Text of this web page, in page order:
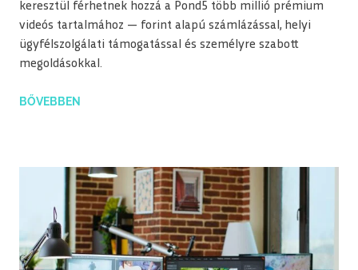
keresztül férhetnek hozzá a Pond5 több millió prémium
videós tartalmához — forint alapú számlázással, helyi
ügyfélszolgálati támogatással és személyre szabott
megoldásokkal.
BŐVEBBEN